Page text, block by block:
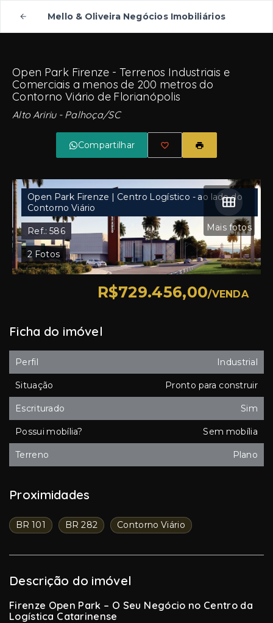
Mello & Oliveira Negócios Imobiliários
Open Park Firenze - Terrenos Industriais e
Comerciais a menos de 200 metros do
Contorno Viário de Florianópolis
Alto Aririu - Palhoça/SC
Compartilhar
Mais fotos
Open Park Firenze | Centro Logístico - ao lado do
Contorno Viário
Ref.:586
2 Fotos
R$729.456,00/VENDA
Proximidades
BR 101 BR 282 Contorno Viário
Descrição do imóvel
Firenze Open Park – O Seu Negócio no Centro da
Logística Catarinense
Ficha do imóvel
Perfil Industrial
Situação Pronto para construir
Escriturado Sim
Possui mobília? Sem mobília
Terreno Plano